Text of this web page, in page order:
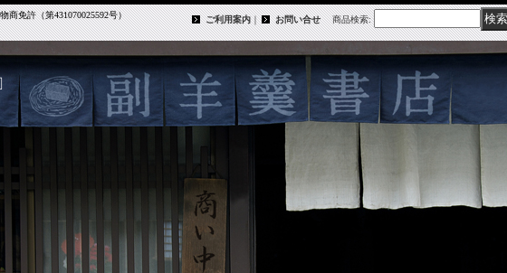
免許（第431070025592号） ご利用案内｜ お問い合せ 商品検索: